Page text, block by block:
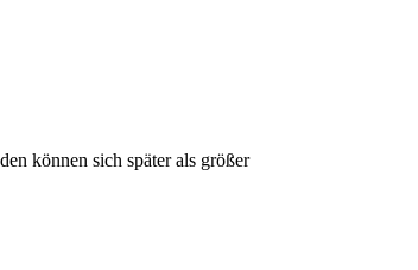
können sich später als größer